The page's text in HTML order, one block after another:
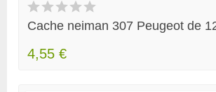
Cache neiman 307 Peugeot de
4,55 €